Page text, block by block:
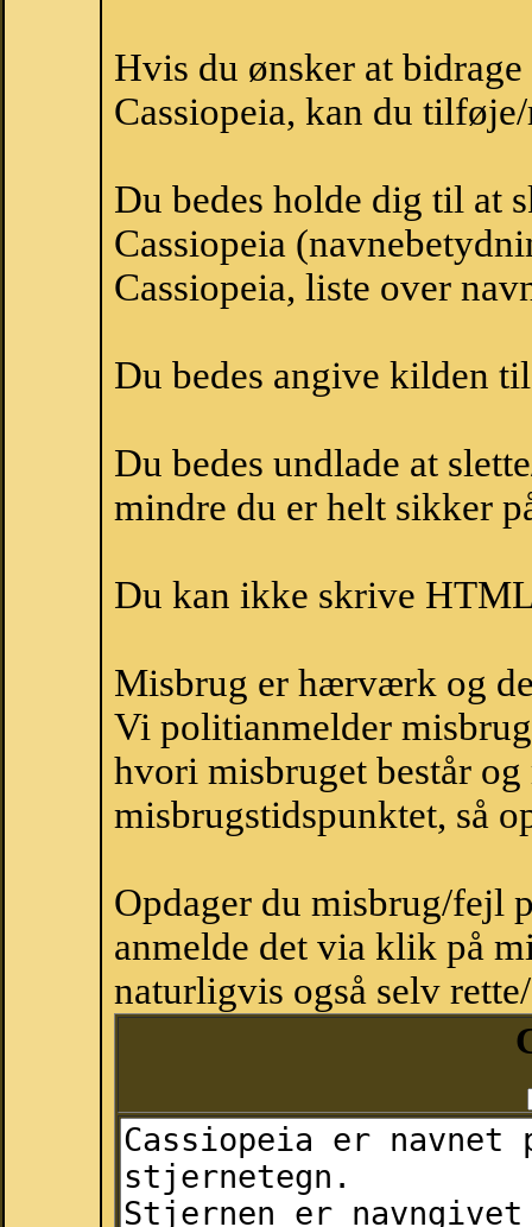
Hvis du ønsker at
Cassiopeia, kan du
Du bedes holde dig til at
Cassiopeia
Cassiopeia, liste over
Du bedes angive kilden
Du bedes undlade at
mindre du er helt sikker
Du kan ikke skrive
Misbrug er hærværk og
Vi politianmelder
hvori misbruget består
misbrugstidspunktet, så
Opdager du misbrug/fejl
anmelde det via klik på
naturligvis også selv